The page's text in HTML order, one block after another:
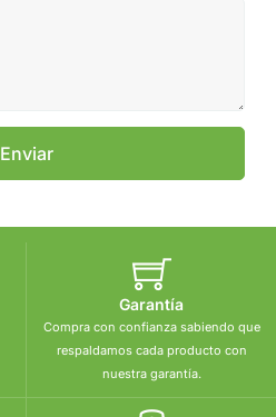
Enviar
Garantía
Compra con confianza sabiendo que
respaldamos cada producto con
nuestra garantía.